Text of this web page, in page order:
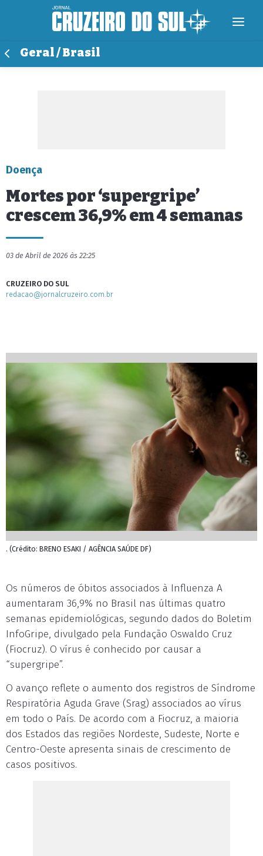
Geral / Brasil
Doença
Mortes por ‘supergripe’
crescem 36,9% em 4 semanas
03 de Abril de 2026 às 22:25
CRUZEIRO DO SUL
redacao@jornalcruzeiro.com.br
. (Crédito: BRENO ESAKI / AGÊNCIA SAÚDE DF)
Os números de óbitos associados à Influenza A
aumentaram 36,9% no Brasil nas últimas quatro
semanas epidemiológicas, segundo dados do Boletim
InfoGripe, divulgado pela Fundação Oswaldo Cruz
(Fiocruz). O vírus é conhecido por causar a
“supergripe”.
O avanço reflete o aumento dos registros de Síndrome
Respiratória Aguda Grave (Srag) associados ao vírus
em todo o País. De acordo com a Fiocruz, a maioria
dos Estados das regiões Nordeste, Sudeste, Norte e
Centro-Oeste apresenta sinais de crescimento de
casos positivos.